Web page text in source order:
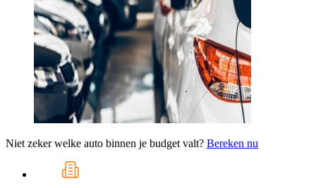
Niet zeker welke auto binnen je budget valt? Bereken nu